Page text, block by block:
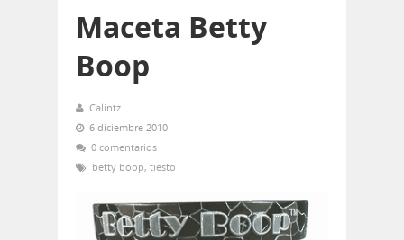
Maceta Betty
Boop
Calintz
6 diciembre 2010
0 comentarios
betty boop, tiesto